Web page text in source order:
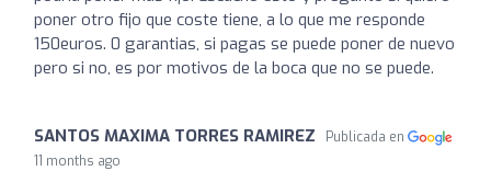
poner otro fijo que coste tiene, a lo que me responde
150euros. 0 garantias, si pagas se puede poner de nuevo
pero si no, es por motivos de la boca que no se puede.
SANTOS MAXIMA TORRES RAMIREZ
Publicada en
11 months ago